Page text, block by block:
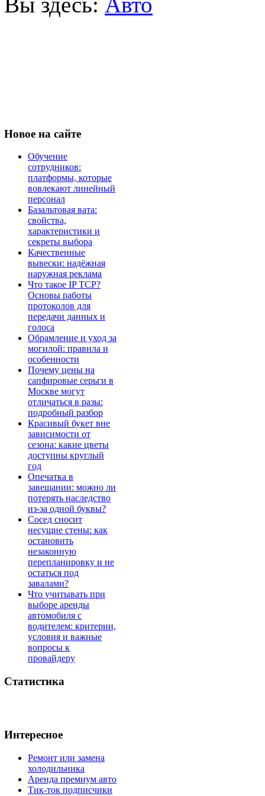
Новое на сайте
Обучение
сотрудников:
платформы, которые
вовлекают линейный
персонал
Базальтовая вата:
свойства,
характеристики и
секреты выбора
Качественные
вывески: надёжная
наружная реклама
Что такое IP TCP?
Основы работы
протоколов для
передачи данных и
голоса
Обрамление и уход за
могилой: правила и
особенности
Почему цены на
сапфировые серьги в
Москве могут
отличаться в разы:
подробный разбор
Красивый букет вне
зависимости от
сезона: какие цветы
доступны круглый
год
Опечатка в
завещании: можно ли
потерять наследство
из-за одной буквы?
Сосед сносит
несущие стены: как
остановить
незаконную
перепланировку и не
остаться под
завалами?
Что учитывать при
выборе аренды
автомобиля с
водителем: критерии,
условия и важные
вопросы к
провайдеру
Статистика
Интересное
Ремонт или замена
холодильника
Аренда премиум авто
Тик-ток подписчики